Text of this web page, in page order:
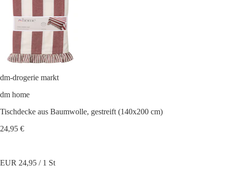
dm-drogerie markt
dm home
Tischdecke aus Baumwolle, gestreift (140x200 cm)
24,95 €
EUR 24,95 / 1 St